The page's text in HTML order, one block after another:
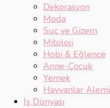
Dekorasyon
Moda
Suç ve Gizem
Mitoloji
Hobi & Eğlence
Anne-Çocuk
Yemek
Hayvanlar Alemi
İş Dünyası